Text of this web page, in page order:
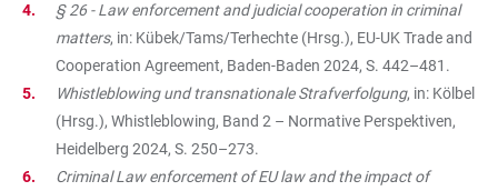
§ 26 - Law enforcement and judicial cooperation in criminal
matters, in: Kübek/Tams/Terhechte (Hrsg.), EU-UK Trade and
Cooperation Agreement, Baden-Baden 2024, S. 442–481.
Whistleblowing und transnationale Strafverfolgung, in: Kölbel
(Hrsg.), Whistleblowing, Band 2 – Normative Perspektiven,
Heidelberg 2024, S. 250–273.
Criminal Law enforcement of EU law and the impact of